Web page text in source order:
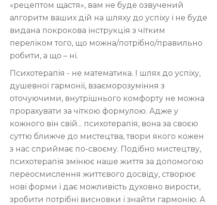
«рецептом щастя», вам не буде озвучений
алгоритм ваших дій на шляху до успіху і не буде
видана покрокова інструкція з чітким
переліком того, що можна/потрібно/правильно
робити, а що – ні.
Психотерапія - не математика. І шлях до успіху,
душевної гармонії, взаєморозуміння з
оточуючими, внутрішнього комфорту не можна
прорахувати за чіткою формулою. Адже у
кожного він свій... психотерапія, вона за своєю
суттю ближче до мистецтва, твори якого кожен
з нас сприймає по-своєму. Подібно мистецтву,
психотерапія змінює наше життя за допомогою
переосмислення життєвого досвіду, створює
нові форми і дає можливість духовно вирости,
зробити потрібні висновки і знайти гармонію. А